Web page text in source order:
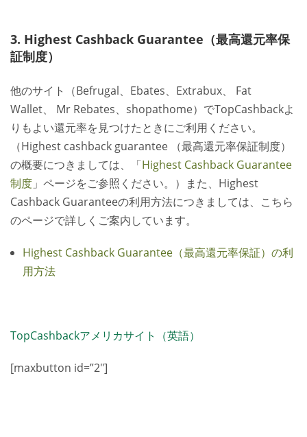
3. Highest Cashback Guarantee（最高還元率保
証制度）
他のサイト（Befrugal、Ebates、Extrabux、 Fat
Wallet、 Mr Rebates、shopathome）でTopCashbackよ
りもよい還元率を見つけたときにご利用ください。
（Highest cashback guarantee （最高還元率保証制度）
の概要につきましては、「Highest Cashback Guarantee
制度 」ページをご参照ください。）また、Highest
Cashback Guaranteeの利用方法につきましては、こちら
のページで詳しくご案内しています。
Highest Cashback Guarantee（最高還元率保証）の利
用方法
TopCashbackアメリカサイト（英語）
[maxbutton id=”2″]